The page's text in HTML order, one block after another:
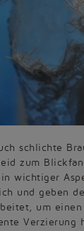
schlichte
zum
wichtiger
und geben
um